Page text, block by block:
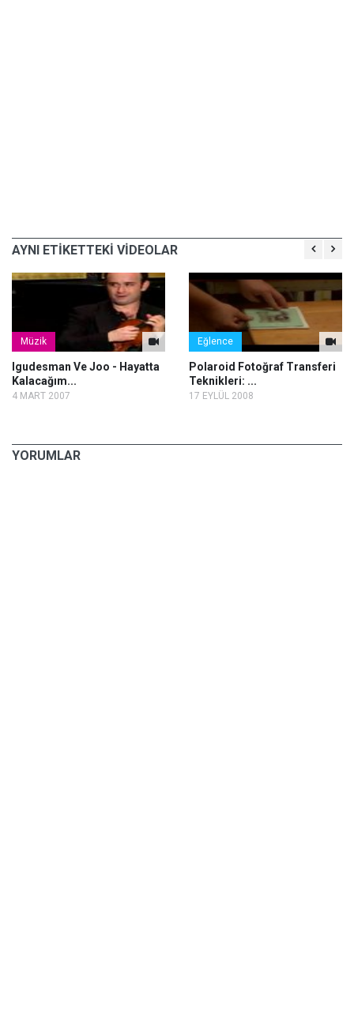
AYNI ETİKETTEKİ VİDEOLAR
Müzik
Igudesman Ve Joo - Hayatta
Kalacağım...
4 MART 2007
Eğlence
Polaroid Fotoğraf Transferi
Teknikleri: ...
17 EYLÜL 2008
YORUMLAR